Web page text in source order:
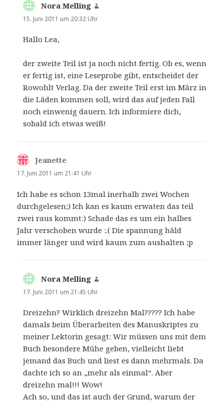
Nora Melling
15. Juni 2011 um 20:32 Uhr
Hallo Lea,
der zweite Teil ist ja noch nicht fertig. Ob es, wenn
er fertig ist, eine Leseprobe gibt, entscheidet der
Rowohlt Verlag. Da der zweite Teil erst im März in
die Läden kommen soll, wird das auf jeden Fall
noch einwenig dauern. Ich informiere dich,
sobald ich etwas weiß!
Jeanette
17. Juni 2011 um 21:41 Uhr
Ich habe es schon 13mal inerhalb zwei Wochen
durchgelesen;) Ich kan es kaum erwaten das teil
zwei raus kommt:) Schade das es um ein halbes
Jahr verschoben wurde :.( Die spannung häld
immer länger und wird kaum zum aushalten ;p
Nora Melling
17. Juni 2011 um 21:45 Uhr
Dreizehn? Wirklich dreizehn Mal????? Ich habe
damals beim Überarbeiten des Manuskriptes zu
meiner Lektorin gesagt: Wir müssen uns mit dem
Buch besondere Mühe geben, vielleicht liebt
jemand das Buch und liest es dann mehrmals. Da
dachte ich so an „mehr als einmal“. Aber
dreizehn mal!!! Wow!
Ach so, und das ist auch der Grund, warum der